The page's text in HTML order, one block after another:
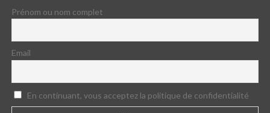
Prénom ou nom complet
Email
En continuant, vous acceptez la politique de confidentialité